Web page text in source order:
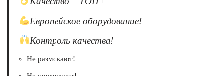
Европейское оборудование!
Контроль качества!
Не размокают!